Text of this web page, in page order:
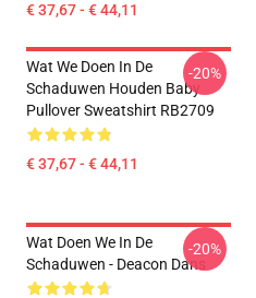
€ 37,67 - € 44,11
Wat We Doen In De
Schaduwen Houden Baby
Pullover Sweatshirt RB2709
€ 37,67 - € 44,11
-20%
Wat Doen We In De
Schaduwen - Deacon Dans
-20%